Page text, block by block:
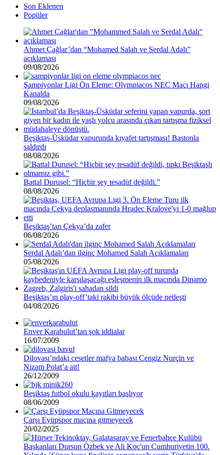
Son Eklenen
Popüler
Ahmet Çağlar’dan “Mohamed Salah ve Serdal Adalı”
açıklaması
09/08/2026
Şampiyonlar Ligi Ön Eleme: Olympiacos NEC Maçı Hangi
Kanalda
09/08/2026
Beşiktaş-Üsküdar vapurunda kıyafet tartışması! Bastonla
saldırdı
08/08/2026
Battal Durusel: “Hiçbir şey tesadüf değildi.”
08/08/2026
Beşiktaş’tan Çekya’da zafer
06/08/2026
Serdal Adalı’dan ilginç Mohamed Salah Açıklamaları
05/08/2026
Beşiktaş’ın play-off’taki rakibi büyük ölçüde netleşti
04/08/2026
Enver Karabulut’tan şok iddialar
16/07/2009
Dilovası’ndaki cesetler mafya babası Cengiz Nurçin ve
Nizam Polat’a ait!
26/12/2009
Beşiktaş futbol okulu kayıtları başlıyor
08/06/2009
Çarşı Eyüpspor maçına gitmeyecek
20/02/2025